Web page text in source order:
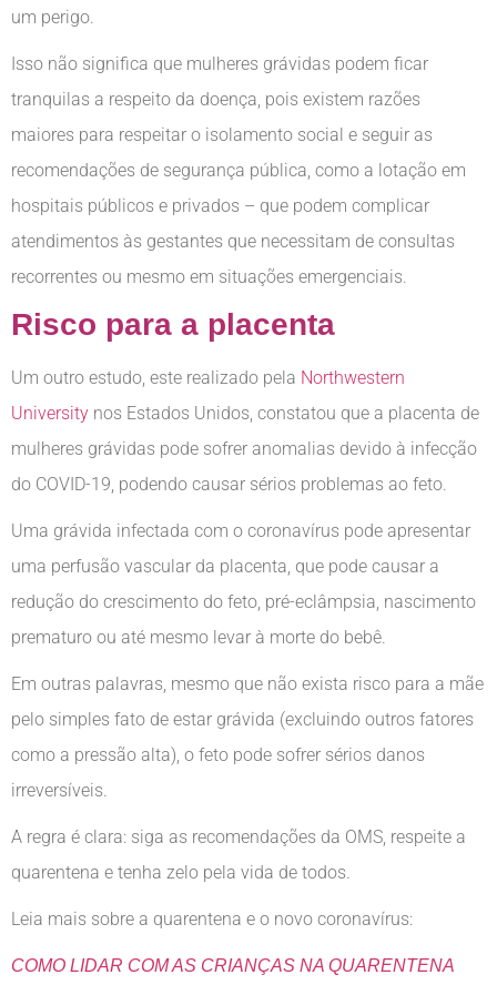
um perigo.
Isso não significa que mulheres grávidas podem ficar
tranquilas a respeito da doença, pois existem razões
maiores para respeitar o isolamento social e seguir as
recomendações de segurança pública, como a lotação em
hospitais públicos e privados – que podem complicar
atendimentos às gestantes que necessitam de consultas
recorrentes ou mesmo em situações emergenciais.
Risco para a placenta
Um outro estudo, este realizado pela Northwestern
University nos Estados Unidos, constatou que a placenta de
mulheres grávidas pode sofrer anomalias devido à infecção
do COVID-19, podendo causar sérios problemas ao feto.
Uma grávida infectada com o coronavírus pode apresentar
uma perfusão vascular da placenta, que pode causar a
redução do crescimento do feto, pré-eclâmpsia, nascimento
prematuro ou até mesmo levar à morte do bebê.
Em outras palavras, mesmo que não exista risco para a mãe
pelo simples fato de estar grávida (excluindo outros fatores
como a pressão alta), o feto pode sofrer sérios danos
irreversíveis.
A regra é clara: siga as recomendações da OMS, respeite a
quarentena e tenha zelo pela vida de todos.
Leia mais sobre a quarentena e o novo coronavírus:
COMO LIDAR COM AS CRIANÇAS NA QUARENTENA